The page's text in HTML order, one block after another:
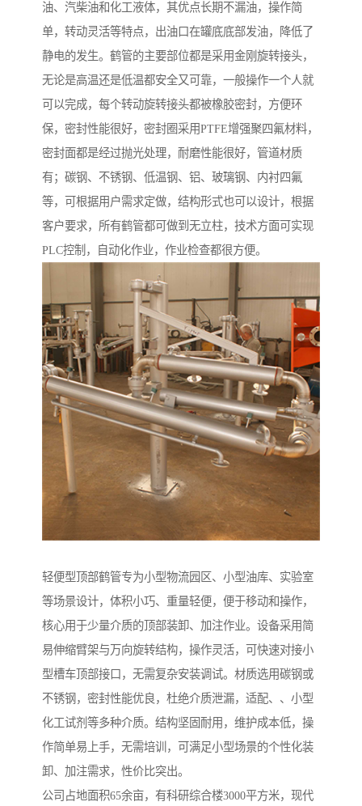
油、汽柴油和化工液体，其优点长期不漏油，操作简
单，转动灵活等特点，出油口在罐底底部发油，降低了
静电的发生。鹤管的主要部位都是采用金刚旋转接头，
无论是高温还是低温都安全又可靠，一般操作一个人就
可以完成，每个转动旋转接头都被橡胶密封，方便环
保，密封性能很好，密封圈采用PTFE增强聚四氟材料，
密封面都是经过抛光处理，耐磨性能很好，管道材质
有；碳钢、不锈钢、低温钢、铝、玻璃钢、内衬四氟
等，可根据用户需求定做，结构形式也可以设计，根据
客户要求，所有鹤管都可做到无立柱，技术方面可实现
PLC控制，自动化作业，作业检查都很方便。
轻便型顶部鹤管专为小型物流园区、小型油库、实验室
等场景设计，体积小巧、重量轻便，便于移动和操作，
核心用于少量介质的顶部装卸、加注作业。设备采用简
易伸缩臂架与万向旋转结构，操作灵活，可快速对接小
型槽车顶部接口，无需复杂安装调试。材质选用碳钢或
不锈钢，密封性能优良，杜绝介质泄漏，适配、、小型
化工试剂等多种介质。结构坚固耐用，维护成本低，操
作简单易上手，无需培训，可满足小型场景的个性化装
卸、加注需求，性价比突出。
公司占地面积65余亩，有科研综合楼3000平方米，现代